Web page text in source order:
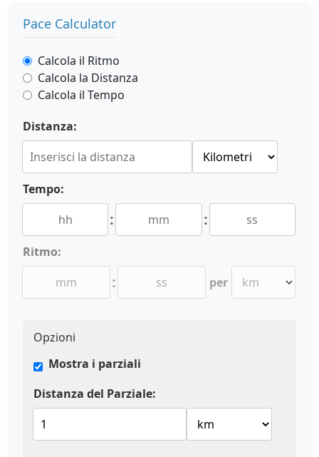
Pace Calculator
Calcola il Ritmo
Calcola la Distanza
Calcola il Tempo
Distanza:
Tempo:
: :
Ritmo:
: per
Opzioni
Mostra i parziali
Distanza del Parziale: